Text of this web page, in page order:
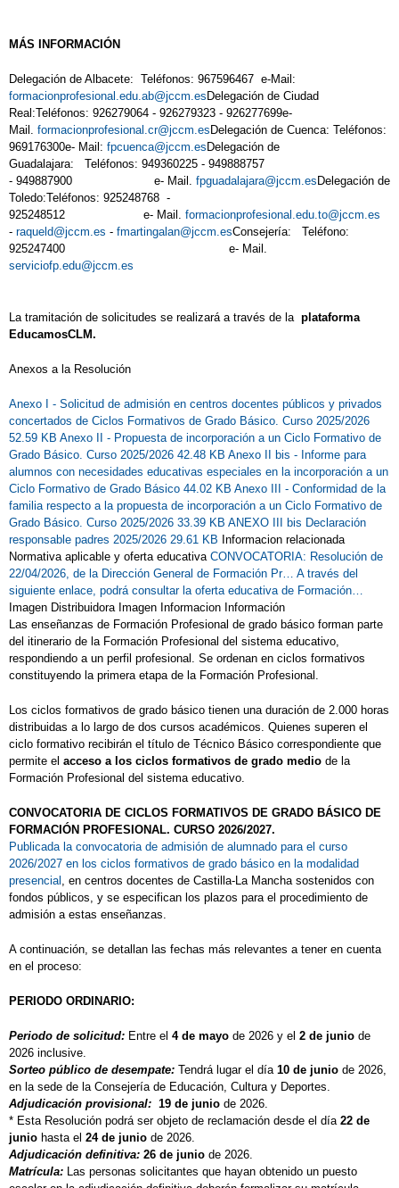
MÁS INFORMACIÓN
Delegación de Albacete: Teléfonos: 967596467 e-Mail:
formacionprofesional.edu.ab@jccm.es Delegación de Ciudad
Real:Teléfonos: 926279064 - 926279323 - 926277699e-
Mail. formacionprofesional.cr@jccm.es Delegación de Cuenca: Teléfonos:
969176300e- Mail: fpcuenca@jccm.es Delegación de
Guadalajara: Teléfonos: 949360225 - 949888757
- 949887900 e- Mail. fpguadalajara@jccm.es Delegación de
Toledo:Teléfonos: 925248768 -
925248512 e- Mail. formacionprofesional.edu.to@jccm.es
- raqueld@jccm.es - fmartingalan@jccm.esConsejería: Teléfono:
925247400 e- Mail.
serviciofp.edu@jccm.es
La tramitación de solicitudes se realizará a través de la plataforma
EducamosCLM.
Anexos a la Resolución
Anexo I - Solicitud de admisión en centros docentes públicos y privados
concertados de Ciclos Formativos de Grado Básico. Curso 2025/2026
52.59 KB Anexo II - Propuesta de incorporación a un Ciclo Formativo de
Grado Básico. Curso 2025/2026 42.48 KB Anexo II bis - Informe para
alumnos con necesidades educativas especiales en la incorporación a un
Ciclo Formativo de Grado Básico 44.02 KB Anexo III - Conformidad de la
familia respecto a la propuesta de incorporación a un Ciclo Formativo de
Grado Básico. Curso 2025/2026 33.39 KB ANEXO III bis Declaración
responsable padres 2025/2026 29.61 KB Informacion relacionada
Normativa aplicable y oferta educativa CONVOCATORIA: Resolución de
22/04/2026, de la Dirección General de Formación Pr… A través del
siguiente enlace, podrá consultar la oferta educativa de Formación…
Imagen Distribuidora Imagen Informacion Información
Las enseñanzas de Formación Profesional de grado básico forman parte
del itinerario de la Formación Profesional del sistema educativo,
respondiendo a un perfil profesional. Se ordenan en ciclos formativos
constituyendo la primera etapa de la Formación Profesional.
Los ciclos formativos de grado básico tienen una duración de 2.000 horas
distribuidas a lo largo de dos cursos académicos. Quienes superen el
ciclo formativo recibirán el título de Técnico Básico correspondiente que
permite el acceso a los ciclos formativos de grado medio de la
Formación Profesional del sistema educativo.
CONVOCATORIA DE CICLOS FORMATIVOS DE GRADO BÁSICO DE
FORMACIÓN PROFESIONAL. CURSO 2026/2027.
Publicada la convocatoria de admisión de alumnado para el curso
2026/2027 en los ciclos formativos de grado básico en la modalidad
presencial , en centros docentes de Castilla-La Mancha sostenidos con
fondos públicos, y se especifican los plazos para el procedimiento de
admisión a estas enseñanzas.
A continuación, se detallan las fechas más relevantes a tener en cuenta
en el proceso:
PERIODO ORDINARIO:
Periodo de solicitud: Entre el 4 de mayo de 2026 y el 2 de junio de
2026 inclusive.
Sorteo público de desempate: Tendrá lugar el día 10 de junio de 2026,
en la sede de la Consejería de Educación, Cultura y Deportes.
Adjudicación provisional: 19 de junio de 2026.
* Esta Resolución podrá ser objeto de reclamación desde el día 22 de
junio hasta el 24 de junio de 2026.
Adjudicación definitiva: 26 de junio de 2026.
Matrícula: Las personas solicitantes que hayan obtenido un puesto